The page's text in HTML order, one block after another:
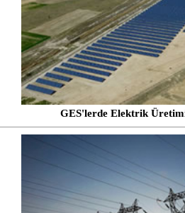
GES'lerde Elektrik